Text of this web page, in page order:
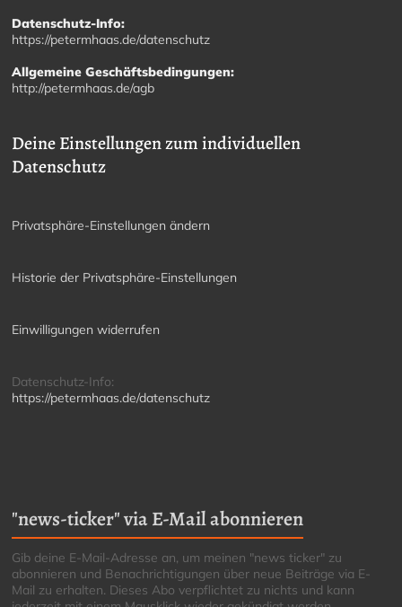
Datenschutz-Info:
https://petermhaas.de/datenschutz
Allgemeine Geschäftsbedingungen:
http://petermhaas.de/agb
Deine Einstellungen zum individuellen
Datenschutz
Privatsphäre-Einstellungen ändern
Historie der Privatsphäre-Einstellungen
Einwilligungen widerrufen
Datenschutz-Info:
https://petermhaas.de/datenschutz
"news-ticker" via E-Mail abonnieren
Gib deine E-Mail-Adresse an, um meinen "news ticker" zu
abonnieren und Benachrichtigungen über neue Beiträge via E-
Mail zu erhalten. Dieses Abo verpflichtet zu nichts und kann